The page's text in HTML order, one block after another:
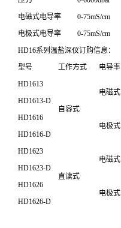
电磁式电导率
0-75mS/cm
电极式电导率
0-75mS/cm
HD16系列温盐深仪订购信息：
型号
工作方式 电导率
HD1613
自容式
电磁式
HD1613-D
HD1616
电极式
HD1616-D
HD1623
直读式
电磁式
HD1623-D
HD1626
电极式
HD1626-D